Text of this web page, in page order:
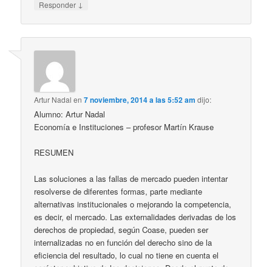
Responder ↓
Artur Nadal en7 noviembre, 2014 a las 5:52 am dijo:
Alumno: Artur Nadal
Economía e Instituciones – profesor Martín Krause
RESUMEN
Las soluciones a las fallas de mercado pueden intentar
resolverse de diferentes formas, parte mediante
alternativas institucionales o mejorando la competencia,
es decir, el mercado. Las externalidades derivadas de los
derechos de propiedad, según Coase, pueden ser
internalizadas no en función del derecho sino de la
eficiencia del resultado, lo cual no tiene en cuenta el